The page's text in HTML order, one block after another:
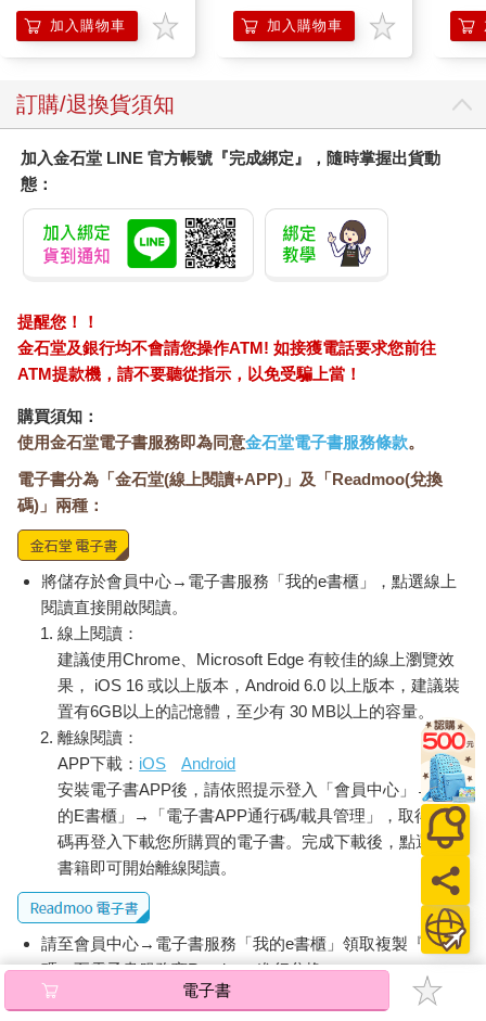
她還沒有子音與母音的概念，而是直接把所有字的整個字形背起
來。她六歲那年，已經在上學的哥哥模仿學校老師，跟她解釋了
韓文字的結構。她聽了哥哥的說明後，只感到茫然。初春午後，
後來，她發現發「나（na）」時的「ㄴ（n）」和發「니（ni）」
時的「ㄴ（n）」發音有微妙的不同，接著她又察覺到「사
（sa）」和「시（si）」的「ㅅ（s）」也是發不同的聲音。她在
腦中排列出所有可能的雙母音組合，最後意識到只有依「ㅣ
發音也沒辦法書寫出來。
那些瑣碎的發現帶給她多麼大的興奮與衝擊啊，以至於二十多年
後，當心理師問她最早的深刻記憶時，她想到的正是當初那陽光
泥地上寫下的文字，還有以近乎失衡的方式結合的聲韻之間，那
份令人驚異的約定。
單字既沒書寫的目的，也沒有上下文，只是一些讓她印象深刻的
字詞，其中她最喜歡的字是「숲（林）」。它的字型猶如一座古
p）」時，嘴唇會先輕縮起來，接著緩慢小心地洩出氣，她很喜歡
這種感覺。然後雙唇再次閉合，成為一個在沉默中完整的詞。寂
靜環繞著這個詞的發音、意義和型態，被這個字所吸引的她寫
下：숲、 숲。
然而她與母親記憶中的「聰明伶俐」不同，直至初中畢業，無論
在誰眼裡她一直都是個不起眼的孩子。她不惹事，成績表現也沒
有特別出眾。雖然有幾個朋友，放學後卻鮮少一起玩樂。她是那
種除了洗臉外不會花時間照鏡子的無趣女學生，甚至對戀愛幾乎
不曾抱有憧憬。放學後，她會到學校附近的區立圖書館讀書，不
是讀參考書而是一般書籍，然後回家趴在棉被裡讀著借來的書到
睡著。只有她自己知道她的生活已嚴重分化成兩半。她在日記本
頁面背後記錄的單詞自己蠕動著，組成陌生的文句。有如尖籤般
的言語不時刺進睡夢中，讓她在深夜驚醒好幾次。隨著睡眠日益
匱乏，她的神經愈發脆弱敏感，某種無法言喻的疼痛，時而像燒
紅的鐵塊般壓在胸口。
最痛苦的是，她開口吐出的每句話語，都清楚到令人毛骨悚然。
無論是多無關緊要的句子，其中的完整與缺陷、真實與虛假、美
麗與醜惡，都會像冰一樣清晰鮮明地顯露出來。那些像蒼白的蜘
蛛絲般、從自己的舌頭與手中抽出的語句，讓她感到羞恥。她想
嘔吐，想尖叫。
它終於來臨，是在女人剛滿十七歲的冬天，原本猶如千針織成的
衣服般束縛住她、刺痛著她的語言，突然消失了。她還是能用耳
加入購物車 加入購物車
訂購/退換貨須知
加入金石堂 LINE 官方帳號『完成綁定』，隨時掌握出貨動
態：
提醒您！！
金石堂及銀行均不會請您操作ATM! 如接獲電話要求您前往
ATM提款機，請不要聽從指示，以免受騙上當！
購買須知：
使用金石堂電子書服務即為同意金石堂電子書服務條款。
電子書分為「金石堂(線上閱讀+APP)」及「Readmoo(兌換
碼)」兩種：
將儲存於會員中心→電子書服務「我的e書櫃」，點選線上
閱讀直接開啟閱讀。
線上閱讀：
建議使用Chrome、Microsoft Edge 有較佳的線上瀏覽效
果， iOS 16 或以上版本，Android 6.0 以上版本，建議裝
置有6GB以上的記憶體，至少有 30 MB以上的容量。
離線閱讀：
APP下載： iOS
Android
安裝電子書APP後，請依照提示登入「會員中心」→「我
的E書櫃」→「電子書APP通行碼/載具管理」，取得通行
碼再登入下載您所購買的電子書。完成下載後，點選任一
書籍即可開始離線閱讀。
請至會員中心→電子書服務「我的e書櫃」領取複製『兌換
碼』至電子書服務商Readmoo進行兌換。
退換貨須知：
電子書